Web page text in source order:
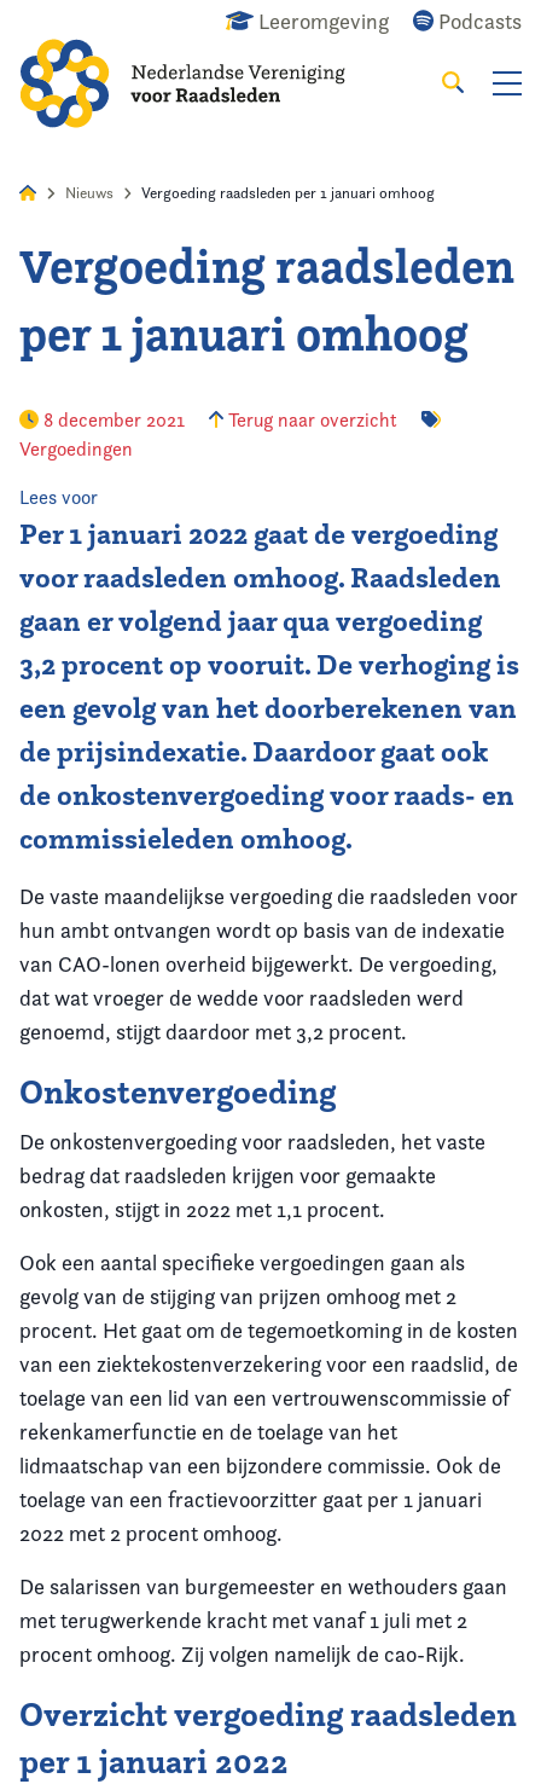
Leeromgeving Podcasts
Zoeken
Home
Agenda
Opleiding
Kennis & Informatie
Vereniging
Nieuws Vergoeding raadsleden per 1 januari omhoog
Vergoeding raadsleden
per 1 januari omhoog
8 december 2021
Terug naar overzicht
Vergoedingen
Lees voor
Per 1 januari 2022 gaat de vergoeding
voor raadsleden omhoog. Raadsleden
gaan er volgend jaar qua vergoeding
3,2 procent op vooruit. De verhoging is
een gevolg van het doorberekenen van
de prijsindexatie. Daardoor gaat ook
de onkostenvergoeding voor raads- en
commissieleden omhoog.
De vaste maandelijkse vergoeding die raadsleden voor
hun ambt ontvangen wordt op basis van de indexatie
van CAO-lonen overheid bijgewerkt. De vergoeding,
dat wat vroeger de wedde voor raadsleden werd
genoemd, stijgt daardoor met 3,2 procent.
Onkostenvergoeding
De onkostenvergoeding voor raadsleden, het vaste
bedrag dat raadsleden krijgen voor gemaakte
onkosten, stijgt in 2022 met 1,1 procent.
Ook een aantal specifieke vergoedingen gaan als
gevolg van de stijging van prijzen omhoog met 2
procent. Het gaat om de tegemoetkoming in de kosten
van een ziektekostenverzekering voor een raadslid, de
toelage van een lid van een vertrouwenscommissie of
rekenkamerfunctie en de toelage van het
lidmaatschap van een bijzondere commissie. Ook de
toelage van een fractievoorzitter gaat per 1 januari
2022 met 2 procent omhoog.
De salarissen van burgemeester en wethouders gaan
met terugwerkende kracht met vanaf 1 juli met 2
procent omhoog. Zij volgen namelijk de cao-Rijk.
Overzicht vergoeding raadsleden
per 1 januari 2022